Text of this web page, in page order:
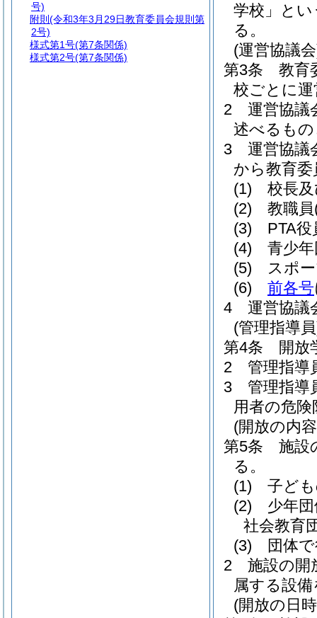
学校」とい
る。
(運営協議
第3条
教育
校ごとに
2
運営協議
述べるも
3
運営協議
から教育
(1)
校長
(2)
教職員
(3)
PTA役
(4)
青少
(5)
スポ
(6)
前各号
4
運営協議
(管理指導
第4条
開放
2
管理指導
3
管理指導
用者の危
(開放の内
第5条
施設
る。
(1)
子ど
(2)
少年
社会教育
(3)
団体
2
施設の開
属する設
(開放の日
号)
附則 (令和3年3月29日教育委員会規則第
2号)
様式第1号(第7条関係)
様式第2号(第7条関係)